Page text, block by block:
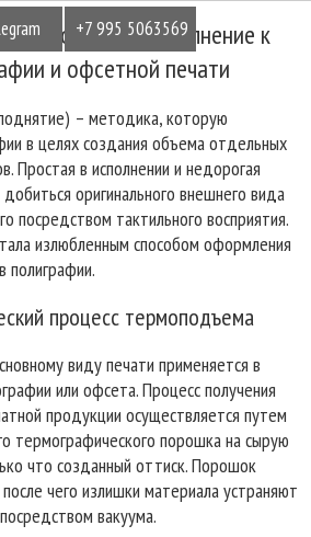
+7 995 5063569
– дополнение к
и офсетной печати
– методика, которую
в целях создания объема отдельных
Простая в исполнении и недорогая
оригинального внешнего вида
посредством тактильного восприятия.
излюбленным способом оформления
полиграфии.
процесс термоподъема
виду печати применяется в
или офсета. Процесс получения
продукции осуществляется путем
термографического порошка на сырую
что созданный оттиск. Порошок
чего излишки материала устраняют
вакуума.